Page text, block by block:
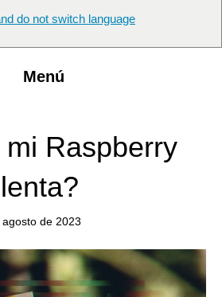
do not switch language
Menú
Raspberry
agosto de 2023